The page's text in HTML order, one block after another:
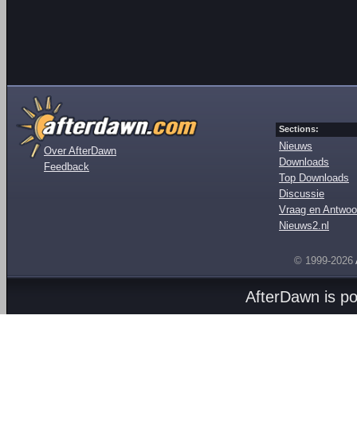
Over AfterDawn
Feedback
Sections:
Nieuws
Downloads
Top Downloads
Discussie
Vraag en
Nieuws2.nl
© 1999-2026
AfterDawn is